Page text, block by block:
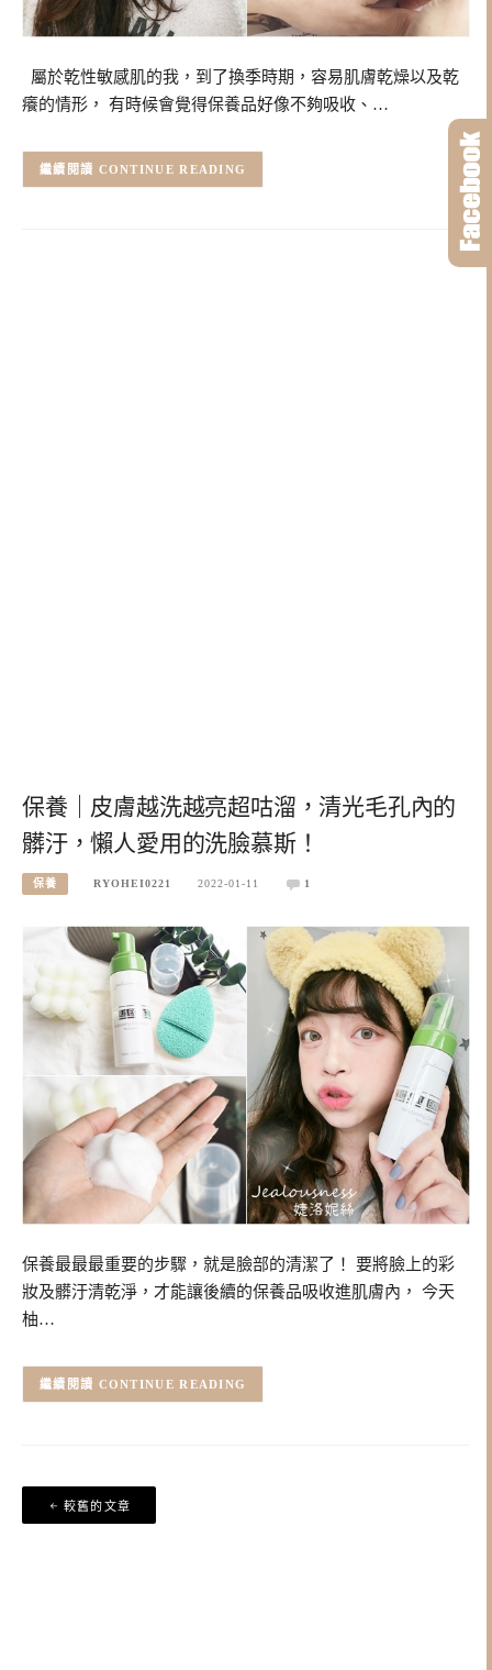
屬於乾性敏感肌的我，到了換季時期，容易肌膚乾燥以及乾
癢的情形， 有時候會覺得保養品好像不夠吸收、…
CONTINUE READING
保養｜皮膚越洗越亮超咕溜，清光毛孔內的
髒汙，懶人愛用的洗臉慕斯！
保養 RYOHEI0221 2022-01-11 1
保養最最最重要的步驟，就是臉部的清潔了！ 要將臉上的彩
妝及髒汙清乾淨，才能讓後續的保養品吸收進肌膚內， 今天
柚…
CONTINUE READING
文
章
較舊的文章